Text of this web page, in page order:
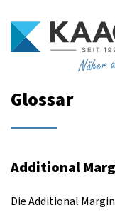
Näher
Glossar
Additional
Die Additional